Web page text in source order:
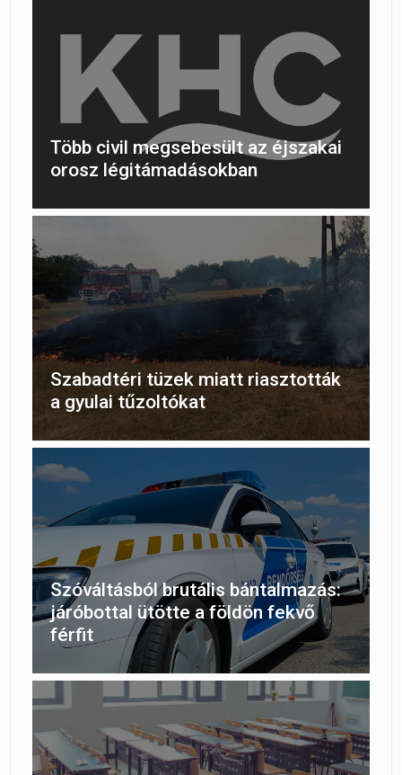
Több civil megsebesült az éjszakai
orosz légitámadásokban
Szabadtéri tüzek miatt riasztották
a gyulai tűzoltókat
Szóváltásból brutális bántalmazás:
járóbottal ütötte a földön fekvő
férfit